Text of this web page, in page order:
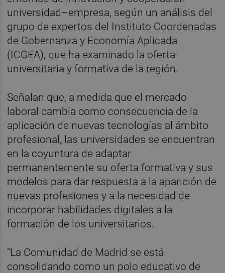
universidad–empresa, según un análisis del
grupo de expertos del Instituto Coordenadas
de Gobernanza y Economía Aplicada
(ICGEA), que ha examinado la oferta
universitaria y formativa de la región.
Señalan que, a medida que el mercado
laboral cambia como consecuencia de la
aplicación de nuevas tecnologías al ámbito
profesional, las universidades se encuentran
en la coyuntura de adaptar
permanentemente su oferta formativa y sus
modelos para dar respuesta a la aparición de
nuevas profesiones y a la necesidad de
incorporar habilidades digitales a la
formación de los universitarios.
"La Comunidad de Madrid se está
consolidando como un polo educativo de